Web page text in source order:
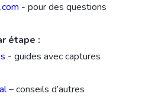
- pour des questions
étape :
- guides avec captures
– conseils d’autres